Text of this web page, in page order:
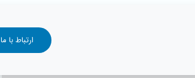
ارتباط با ما